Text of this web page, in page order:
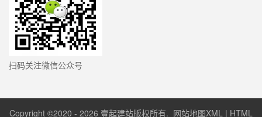
扫码关注微信公众号
Copyright ©2020 - 2026 壹起建站版权所有. 网站地图XML | HTML